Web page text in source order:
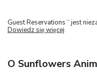
Guest Reservations TM jest
Dowiedz się więcej
O Sunflowers